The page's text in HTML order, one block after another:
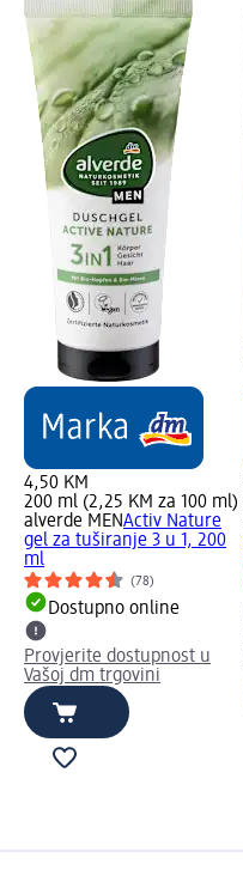
4,50 KM
200 ml (2,25 KM za 100 ml)
alverde MENActiv Nature
gel za tuširanje 3 u 1, 200
ml
(78)
Dostupno online
Provjerite dostupnost u
Vašoj dm trgovini